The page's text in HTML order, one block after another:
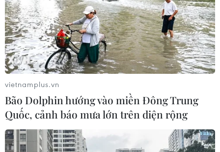
vietnamplus.vn
Bão Dolphin hướng vào miền Đông Trung
Quốc, cảnh báo mưa lớn trên diện rộng